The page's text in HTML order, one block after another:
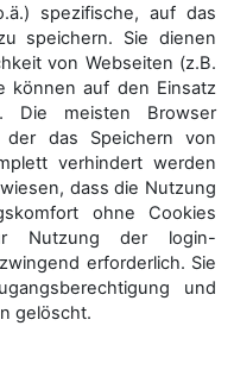
spezifische, auf das
speichern. Sie dienen
von Webseiten (z.B.
können auf den Einsatz
Die meisten Browser
das Speichern von
verhindert werden
dass die Nutzung
ohne Cookies
Nutzung der login-
erforderlich. Sie
und
gelöscht.